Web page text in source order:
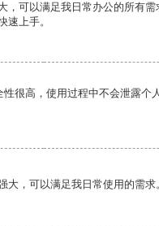
，可以满足我日常办公的所有
速上手。
性很高，使用过程中不会泄露个
大，可以满足我日常使用的需求